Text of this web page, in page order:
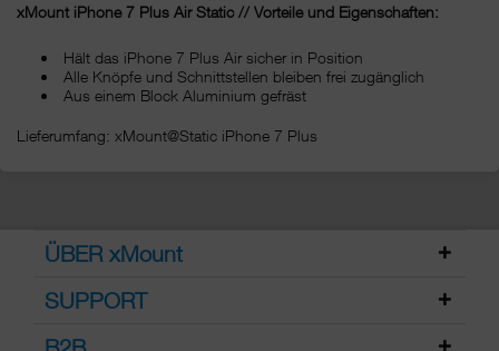
xMount iPhone 7 Plus Air Static // Vorteile und Eigenschaften:
Hält das iPhone 7 Plus Air sicher in Position
Alle Knöpfe und Schnittstellen bleiben frei zugänglich
Aus einem Block Aluminium gefräst
Lieferumfang: xMount@Static iPhone 7 Plus
ÜBER xMount
SUPPORT